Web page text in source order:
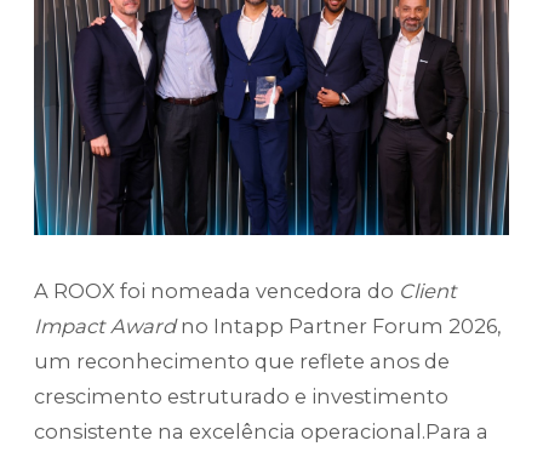
A ROOX foi nomeada vencedora do Client
Impact Awardno Intapp Partner Forum 2026,
um reconhecimento que reflete anos de
crescimento estruturado e investimento
consistente na excelência operacional.Para a